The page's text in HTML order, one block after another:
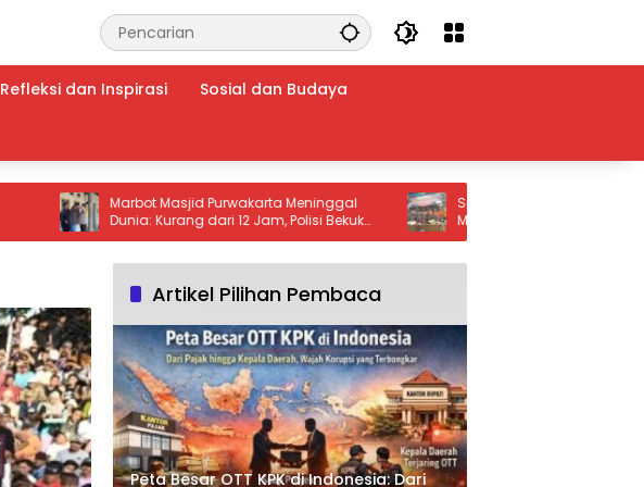
Refleksi dan Inspirasi Sosial dan Budaya
Marbot Masjid Purwakarta Meninggal
Dunia: Kurang dari 12 Jam, Polisi Bekuk
Terduga Pelaku
Siaga Karhutla 2026! Kecamatan
Majenang Cilacap Gelar Apel
Cegah Kebakaran Hutan
Artikel Pilihan Pembaca
Peta Besar OTT KPK di Indonesia: Dari